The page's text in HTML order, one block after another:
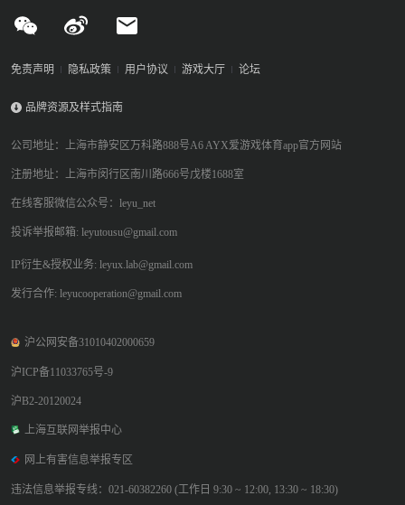
免责声明 隐私政策 用户协议 游戏大厅 论坛
品牌资源及样式指南
公司地址：上海市静安区万科路888号A6 AYX爱游戏体育app官方网站
注册地址：上海市闵行区南川路666号戊楼1688室
在线客服微信公众号：leyu_net
投诉举报邮箱: leyutousu@gmail.com
IP衍生&授权业务: leyux.lab@gmail.com
发行合作: leyucooperation@gmail.com
沪公网安备31010402000659
沪ICP备11033765号-9
沪B2-20120024
上海互联网举报中心
网上有害信息举报专区
违法信息举报专线：021-60382260 (工作日 9:30 ~ 12:00, 13:30 ~ 18:30)